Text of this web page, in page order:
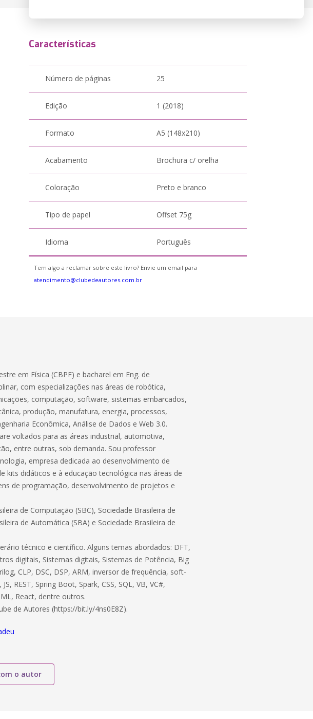
Características
Número de páginas 25
Edição 1 (2018)
Formato A5 (148x210)
Acabamento Brochura c/ orelha
Coloração Preto e branco
Tipo de papel Offset 75g
Idioma Português
Tem algo a reclamar sobre este livro? Envie um email para
atendimento@clubedeautores.com.br
em Física (CBPF) e bacharel em Eng. de
com especializações nas áreas de robótica,
computação, software, sistemas embarcados,
produção, manufatura, energia, processos,
Econômica, Análise de Dados e Web 3.0.
voltados para as áreas industrial, automotiva,
entre outras, sob demanda. Sou professor
empresa dedicada ao desenvolvimento de
kits didáticos e à educação tecnológica nas áreas de
de programação, desenvolvimento de projetos e
de Computação (SBC), Sociedade Brasileira de
de Automática (SBA) e Sociedade Brasileira de
técnico e científico. Alguns temas abordados: DFT,
digitais, Sistemas digitais, Sistemas de Potência, Big
CLP, DSC, DSP, ARM, inversor de frequência, soft-
REST, Spring Boot, Spark, CSS, SQL, VB, VC#,
React, dentre outros.
de Autores (https://bit.ly/4ns0E8Z).
o autor